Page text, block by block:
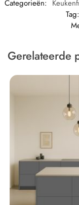
Categorieën:
Tag:
Gerelateerde